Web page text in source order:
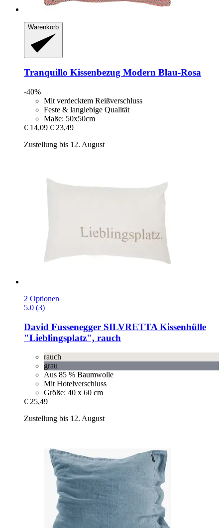
Warenkorb
Tranquillo Kissenbezug Modern Blau-​Rosa
-40%
Mit verdecktem Reißverschluss
Feste & langlebige Qualität
Maße: 50x50cm
€ 14,09 € 23,49
Zustellung bis 12. August
2 Optionen
5.0 (3)
David Fussenegger SILVRETTA Kissenhülle
"Lieblingsplatz", rauch
rauch
grau
Aus 85 % Baumwolle
Mit Hotelverschluss
Größe: 40 x 60 cm
€ 25,49
Zustellung bis 12. August